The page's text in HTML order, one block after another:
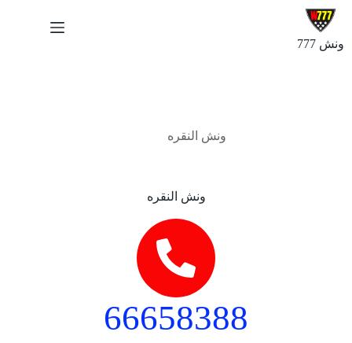
ونش 777
ونش النقره
ونش النقره
66658388